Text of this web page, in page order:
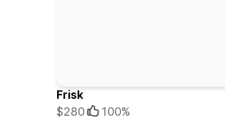
Frisk
$280
100%